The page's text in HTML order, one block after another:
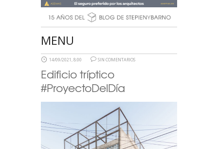
MENU
14/09/2021, 8:00 SIN COMENTARIOS
Edificio tríptico
#ProyectoDelDía